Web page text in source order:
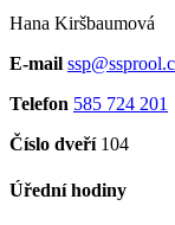
Hana Kiršbaumová
E-mail
Telefon 585 724 201
Číslo dveří104
Úřední hodiny